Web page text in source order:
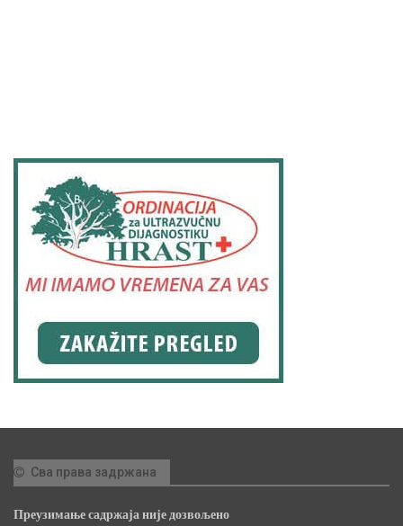
Сва права задржана
Преузимање садржаја није дозвољено